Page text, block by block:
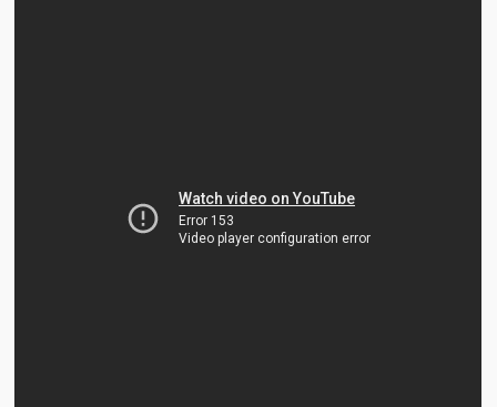
¡¡¡Miserable traidor, mira a tu pueblo!!! (Despicable traitor, look